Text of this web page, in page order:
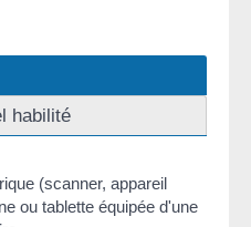
habilité
(scanner, appareil
ou tablette équipée d'une